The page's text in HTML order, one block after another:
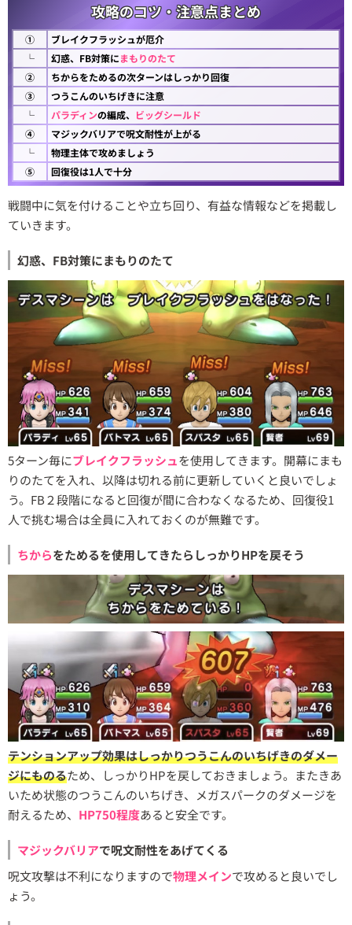
攻略のコツ・注意点まとめ
①
ブレイクフラッシュが厄介
└
幻惑、FB対策にまもりのたて
②
ちからをためるの次ターンはしっかり回復
③
つうこんのいちげきに注意
└
パラディンの編成、 ビッグシールド
④
マジックバリアで呪文耐性が上がる
└
物理主体で攻めましょう
⑤
回復役は1人で十分
戦闘中に気を付けることや立ち回り、有益な情報などを掲載し
ていきます。
幻惑、FB対策にまもりのたて
5ターン毎にブレイクフラッシュを使用してきます。開幕にまも
りのたてを入れ、以降は切れる前に更新していくと良いでしょ
う。FB２段階になると回復が間に合わなくなるため、回復役1
人で挑む場合は全員に入れておくのが無難です。
ちからをためるを使用してきたらしっかりHPを戻そう
テンションアップ効果はしっかりつうこんのいちげきのダメー
ジにものるため、しっかりHPを戻しておきましょう。またきあ
いため状態のつうこんのいちげき、メガスパークのダメージを
耐えるため、 HP750程度あると安全です。
マジックバリアで呪文耐性をあげてくる
呪文攻撃は不利になりますので物理メインで攻めると良いでし
ょう。